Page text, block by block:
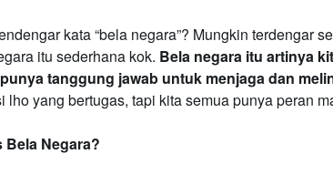
kata “bela negara”? Mungkin terdengar
itu sederhana kok. Bela negara itu artinya
tanggung jawab untuk menjaga dan
lho yang bertugas, tapi kita semua punya peran
Bela Negara?